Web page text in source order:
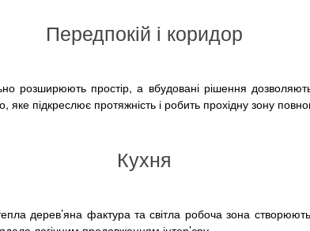
Передпокій і коридор
розширюють простір, а вбудовані рішення
яке підкреслює протяжність і робить прохідну зону
Кухня
дерев’яна фактура та світла робоча зона